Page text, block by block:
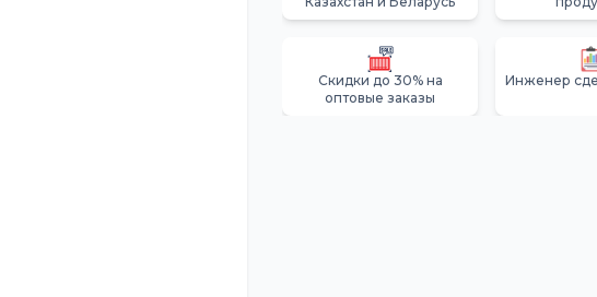
Скидки до 30% на
оптовые заказы
Инженер